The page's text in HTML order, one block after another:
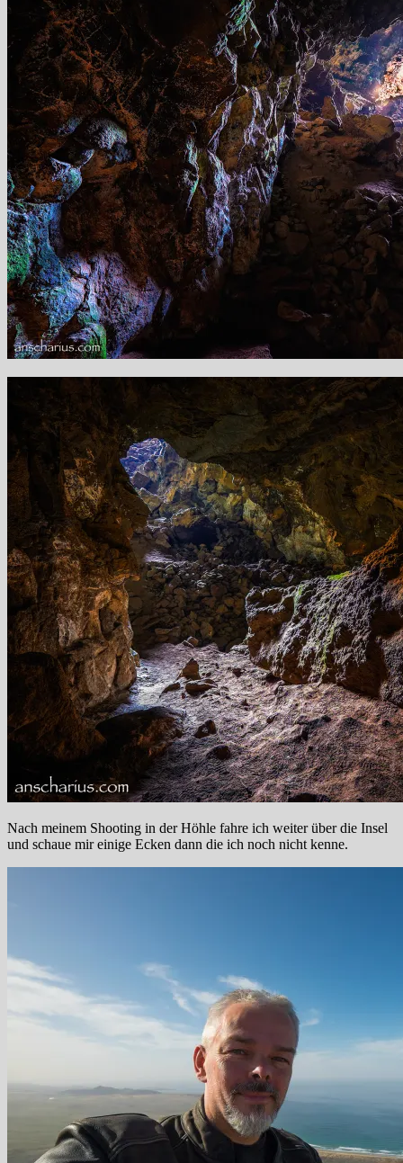
Nach meinem Shooting in der Höhle fahre ich weiter über die Insel
und schaue mir einige Ecken dann die ich noch nicht kenne.